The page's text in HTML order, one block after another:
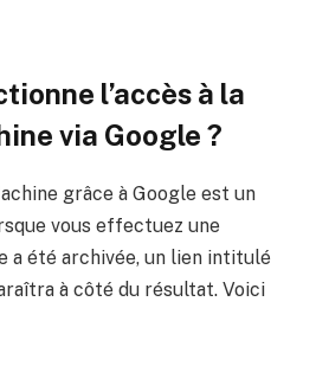
l’accès à la
via Google ?
grâce à Google est un
vous effectuez une
a été archivée, un lien intitulé
à côté du résultat. Voici